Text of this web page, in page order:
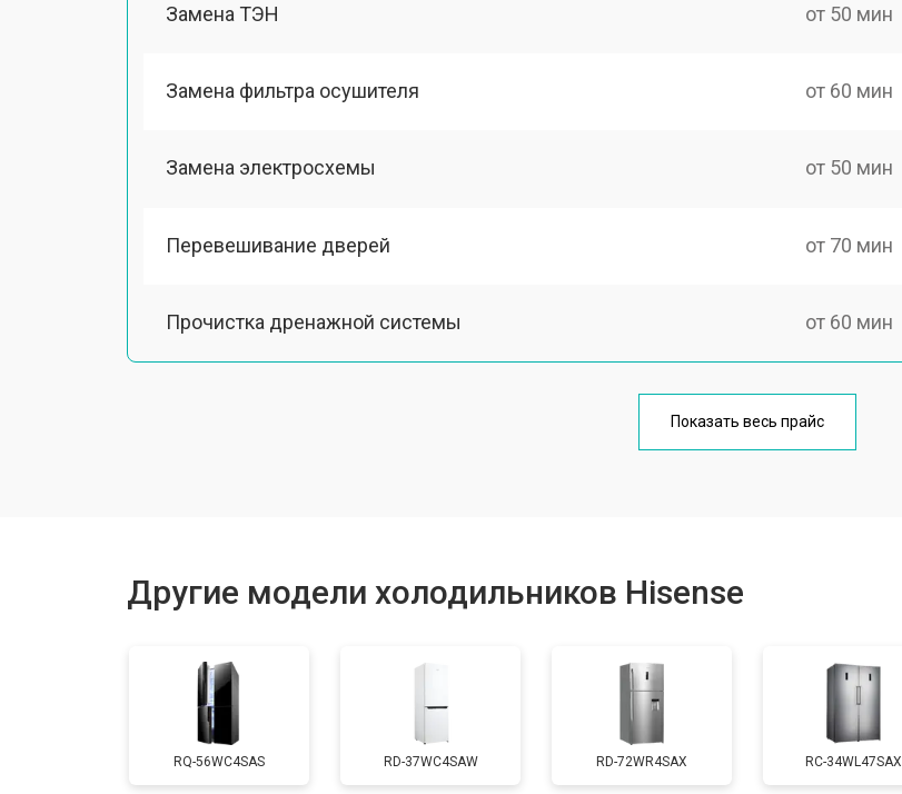
Замена ТЭН от 50 мин
Замена фильтра осушителя от 60 мин
Замена электросхемы от 50 мин
Перевешивание дверей от 70 мин
Прочистка дренажной системы от 60 мин
от 60 мин
Замена таймера от 70 мин
Замена платы управления (мат.платы, мейн платы) от 50 мин
Показать весь прайс
Другие модели холодильников Hisense
RQ-56WC4SAS RD-37WC4SAW RD-72WR4SAX RС-34WL47SAX